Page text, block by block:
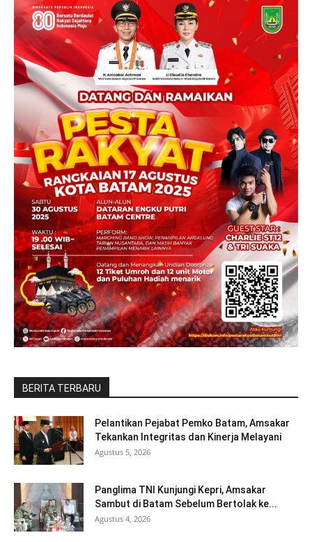
BERITA TERBARU
Pelantikan Pejabat Pemko Batam, Amsakar
Tekankan Integritas dan Kinerja Melayani
Agustus 5, 2026
Panglima TNI Kunjungi Kepri, Amsakar
Sambut di Batam Sebelum Bertolak ke...
Agustus 4, 2026